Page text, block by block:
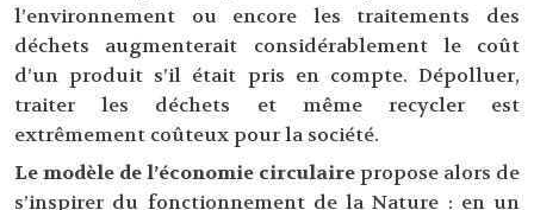
l’environnement ou encore les traitements des
déchets augmenterait considérablement le coût
d’un produit s’il était pris en compte. Dépolluer,
traiter les déchets et même recycler est
extrêmement coûteux pour la société.
Le modèle de l’économie circulairepropose alors de
s’inspirer du fonctionnement de la Nature : en un